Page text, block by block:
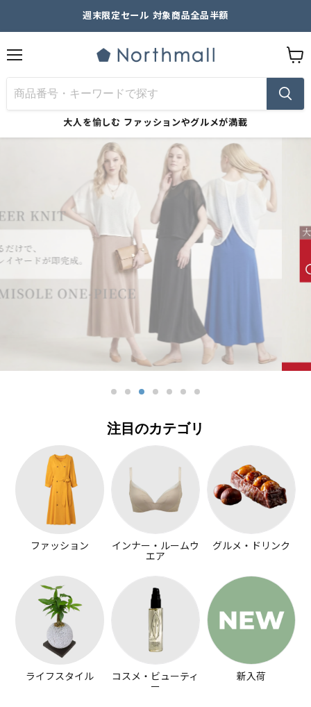
週末限定セール 対象商品全品半額
メ
ニ
ュ
ー
大人を愉しむ ファッションやグルメが満載
ー
ト
を
る
注目のカテゴリ
ファッション インナー・ルームウ
エア
グルメ・ドリンク
ライフスタイル コスメ・ビューティ
ー
新入荷